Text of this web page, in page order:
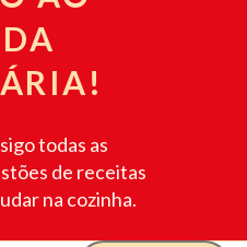
todas as
de receitas
na cozinha.